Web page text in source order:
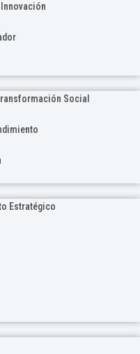
Social
Estratégico